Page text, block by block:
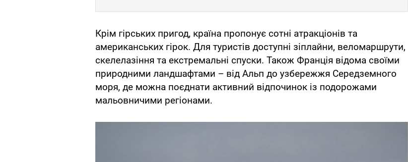
Крім гірських пригод, країна пропонує сотні атракціонів та
американських гірок. Для туристів доступні зіплайни, веломаршрути,
скелелазіння та екстремальні спуски. Також Франція відома своїми
природними ландшафтами – від Альп до узбережжя Середземного
моря, де можна поєднати активний відпочинок із подорожами
мальовничими регіонами.